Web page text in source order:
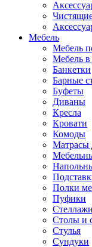
Мебель
Мебель
Мебель в
Банкетки
Барные
Буфеты
Диваны
Кресла
Кровати
Комоды
Матрасы
Полки
Пуфики
Столы и
Стулья
Сундуки